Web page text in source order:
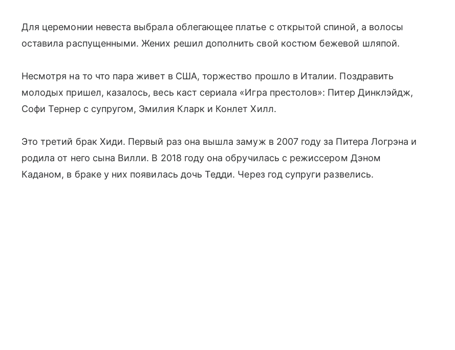
Для церемонии невеста выбрала облегающее платье с открытой спиной, а волосы
оставила распущенными. Жених решил дополнить свой костюм бежевой шляпой.
Несмотря на то что пара живет в США, торжество прошло в Италии. Поздравить
молодых пришел, казалось, весь каст сериала «Игра престолов»: Питер Динклэйдж,
Софи Тернер с супругом, Эмилия Кларк и Конлет Хилл.
Это третий брак Хиди. Первый раз она вышла замуж в 2007 году за Питера Логрэна и
родила от него сына Вилли. В 2018 году она обручилась с режиссером Дэном
Каданом, в браке у них появилась дочь Тедди. Через год супруги развелись.